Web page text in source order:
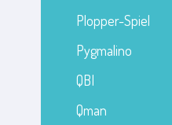
Plopper-Spiel
Pygmalino
QBI
Qman